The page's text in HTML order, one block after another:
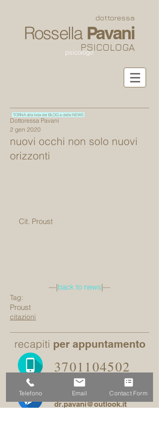
dottoressa
Rossella Pavani
psicologoPSICOLOGA
nuovi occhi non solo nuovi
orizzonti
Dottoressa Pavani
2 gen 2020
Cit. Proust
—|back to news|—
Tag:
Proust
citazioni
TORNA alla lista dei BLOG e delle NEWS
recapiti per appuntamento
3701104502
Email:
dr.pavani@outlook.it
Telefono Email Contact Form